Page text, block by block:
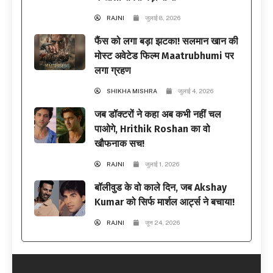
RAJNI जुलाई 8, 2026
फैंस को लगा बड़ा झटका! सलमान खान की
मोस्ट अवेटेड फिल्म Maatrubhumi पर
लगा ग्रहण
SHIKHA MISHRA जुलाई 4, 2026
जब डॉक्टरों ने कहा अब कभी नहीं चल
पाओगे, Hrithik Roshan का वो
खौफनाक सच!
RAJNI जुलाई 1, 2026
बॉलीवुड के वो काले दिन, जब Akshay
Kumar को सिर्फ मार्शल आर्ट्स ने बचाया!
RAJNI जून 24, 2026